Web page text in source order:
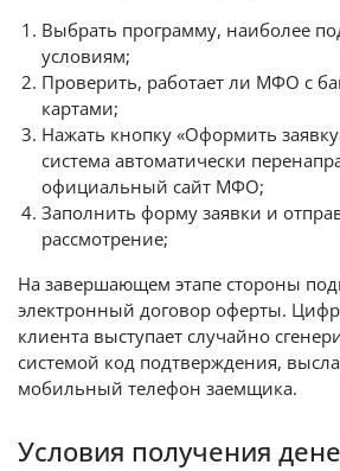
Выбрать программу, наиболее
условиям;
Проверить, работает ли МФО с
картами;
Нажать кнопку «Оформить
система автоматически
официальный сайт МФО;
Заполнить форму заявки и
рассмотрение;
На завершающем этапе стороны
электронный договор оферты.
клиента выступает случайно
системой код подтверждения,
мобильный телефон заемщика.
Условия получения